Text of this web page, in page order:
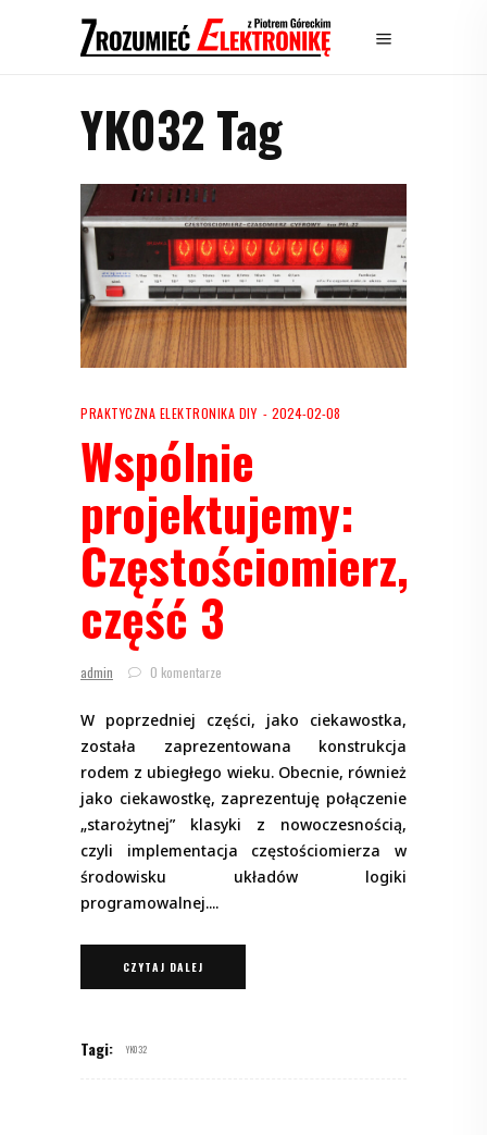
YK032 Tag
PRAKTYCZNA ELEKTRONIKA DIY 2024-02-08
Wspólnie
projektujemy:
Częstościomierz,
część 3
admin 0 komentarze
W poprzedniej części, jako ciekawostka,
została zaprezentowana konstrukcja
rodem z ubiegłego wieku. Obecnie, również
jako ciekawostkę, zaprezentuję połączenie
„starożytnej” klasyki z nowoczesnością,
czyli implementacja częstościomierza w
środowisku układów logiki
programowalnej.
CZYTAJ DALEJ
Tagi: YK032